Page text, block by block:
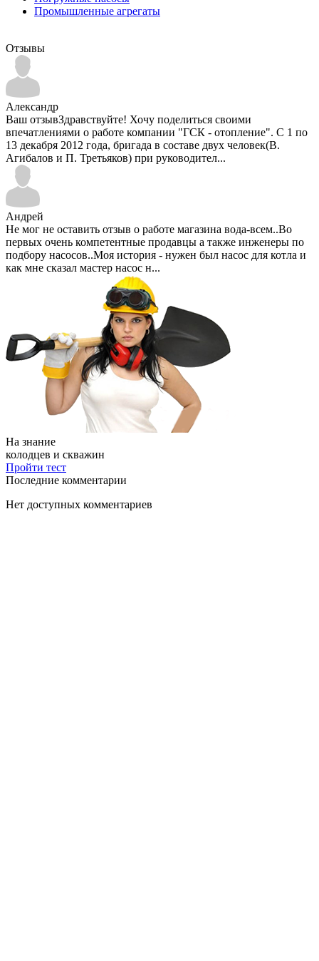
Промышленные агрегаты
Отзывы
Александр
Ваш отзывЗдравствуйте! Хочу поделиться своими
впечатлениями о работе компании "ГСК - отопление". С 1 по
13 декабря 2012 года, бригада в составе двух человек(В.
Агибалов и П. Третьяков) при руководител...
Андрей
Не мог не оставить отзыв о работе магазина вода-всем..Во
первых очень компетентные продавцы а также инженеры по
подбору насосов..Моя история - нужен был насос для котла и
как мне сказал мастер насос н...
На знание
колодцев и скважин
Пройти тест
Последние комментарии
Нет доступных комментариев